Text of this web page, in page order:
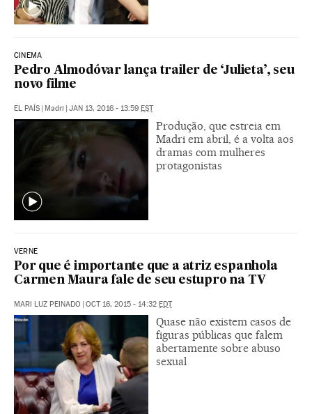
CINEMA
Pedro Almodóvar lança trailer de ‘Julieta’, seu
novo filme
EL PAÍS | Madri | JAN 13, 2016 - 13:59 EST
Produção, que estreia em
Madri em abril, é a volta aos
dramas com mulheres
protagonistas
VERNE
Por que é importante que a atriz espanhola
Carmen Maura fale de seu estupro na TV
MARI LUZ PEINADO | OCT 16, 2015 - 14:32 EDT
Quase não existem casos de
figuras públicas que falem
abertamente sobre abuso
sexual